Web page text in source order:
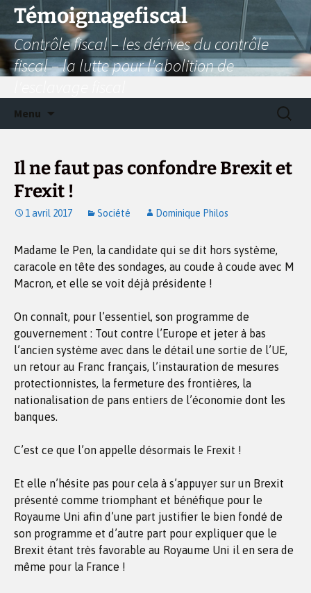
Aller
contenu
Témoignagefiscal
Contrôle fiscal – les dérives du contrôle
fiscal – la lutte pour l'abolition de
Menu
Il ne faut pas confondre Brexit et
Frexit !
1 avril 2017 Société Dominique Philos
Madame le Pen, la candidate qui se dit hors système,
caracole en tête des sondages, au coude à coude avec M
Macron, et elle se voit déjà présidente !
On connaît, pour l’essentiel, son programme de
gouvernement : Tout contre l’Europe et jeter à bas
l’ancien système avec dans le détail une sortie de l’UE,
un retour au Franc français, l’instauration de mesures
protectionnistes, la fermeture des frontières, la
nationalisation de pans entiers de l’économie dont les
banques.
C’est ce que l’on appelle désormais le Frexit !
Et elle n’hésite pas pour cela à s’appuyer sur un Brexit
présenté comme triomphant et bénéfique pour le
Royaume Uni afin d’une part justifier le bien fondé de
son programme et d’autre part pour expliquer que le
Brexit étant très favorable au Royaume Uni il en sera de
même pour la France !